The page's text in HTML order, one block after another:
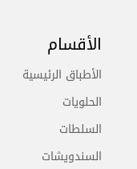
الأقسام
الأطباق الرئيسية
الحلويات
السلطات
السندويشات